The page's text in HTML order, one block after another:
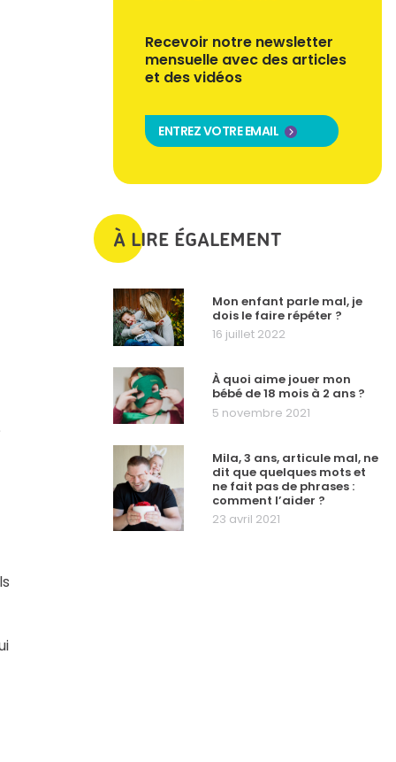
Recevoir notre newsletter
mensuelle avec des articles
et des vidéos
ENTREZ VOTRE EMAIL
À LIRE ÉGALEMENT
Mon enfant parle mal, je
dois le faire répéter ?
16 juillet 2022
À quoi aime jouer mon
bébé de 18 mois à 2 ans ?
5 novembre 2021
Mila, 3 ans, articule mal, ne
dit que quelques mots et
ne fait pas de phrases :
comment l’aider ?
23 avril 2021